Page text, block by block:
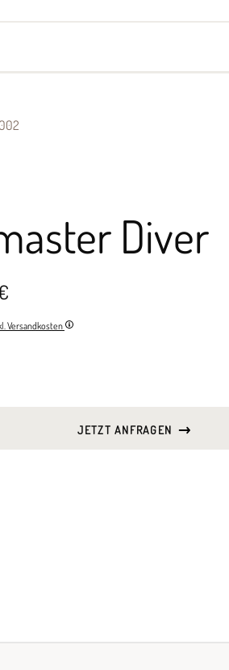
Diver
Versandkosten
JETZT ANFRAGEN